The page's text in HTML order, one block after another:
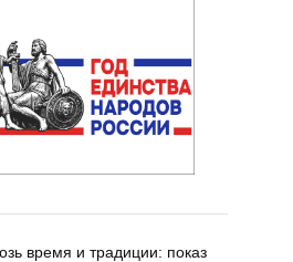
время и традиции: показ